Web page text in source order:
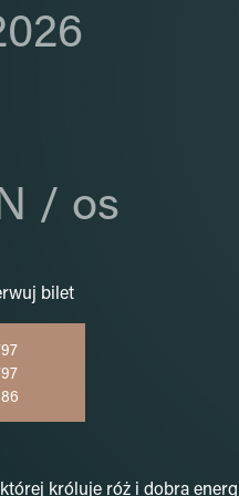
/ os
bilet
króluje róż i dobra